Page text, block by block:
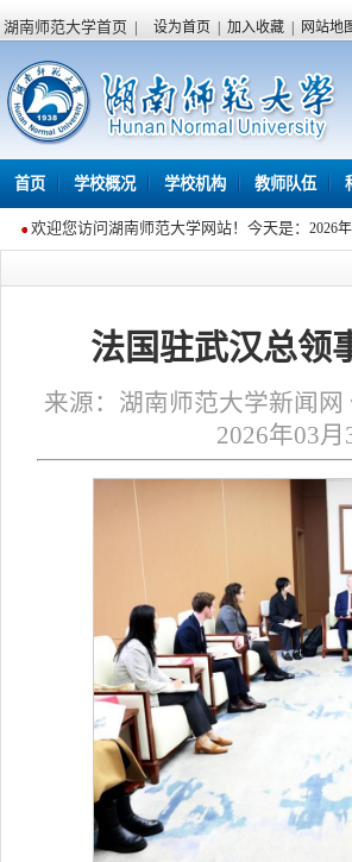
湖南师范大学首页 | 设为首页 加入收藏 网站地
首页 学校概况 学校机构 教师队伍
欢迎您访问湖南师范大学网站！今天是： 2026
法国驻武汉总领
来源：湖南师范大学新闻
2026年03